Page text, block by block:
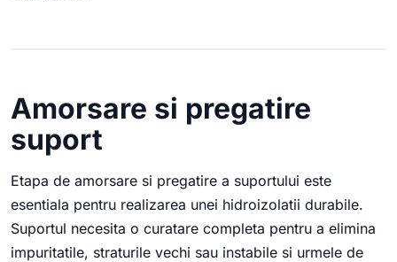
Amorsare si pregatire
suport
Etapa de amorsare si pregatire a suportului este
esentiala pentru realizarea unei hidroizolatii durabile.
Suportul necesita o curatare completa pentru a elimina
impuritatile, straturile vechi sau instabile si urmele de